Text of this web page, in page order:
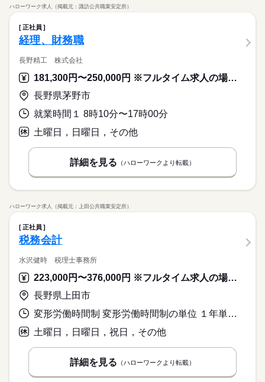
り、 税務知識やプランニング能力等が必要となりますので それ
を持つコンサルタントとしてのキャリアも考えられます。
未経験OK
新卒・第二 20代活躍 30代活躍
40代活躍
人材紹介
募集条件
勤務先公開
交通費
就業時間・曜日
土日祝休
働き方・環境
社会保険制度
研修制度 禁煙・分煙
続きを読む
年収500万円/30代前半 実務経験4年入社/初年度年収
勤務時間
■8：30～17：00（休憩60分）
■実労働時間7.5時間
休日・休暇
＊年間休日121日 ＊完全週休2日制（土曜・日曜） ＊祝日休み
＊年末年始休暇 ＊GW休暇 ＊夏季休暇 ＊有給休暇 ＊特別休暇
リアアップ】 一生もののスキルを身につけられるのが、この仕
事の魅力のひとつ。 お客様に信頼される専門的なスキルを身に
着ける以外にも、 スタッフの教育でキャリアアップすることも
可能です。 【優位性・差別化ポイント】 ・大手と異なり、パッ
ケージ化されたメニューを機械的に提案するのではなく、 決算
事前検討会を実施しそれぞれの会社にあったソリューションを
提供します。 ・経営者の方々に対するコンサルティングであ
り、 税務知識やプランニング能力等が必要となりますので それ
を持つコンサルタントとしてのキャリアも考えられます。
働く人の待遇向上
未経験OK 新卒・第二
人材紹介
募集条件 勤務先公開 交通費 勤務地固定 主婦・主夫
就業時間・曜日 土日祝休
続きを読む
していきます。 習得度合に応じて段階的にステップアップしま
給与 月給 235,000円～350,000円
■月給 23.5万円 〜 35万円 ・現職（前職）および経験・能力を考
慮したうえで決定します ・月給には業務手当（固定残業代40時
間分）を含みます（月40時間60,097円～96,154円）。業務手当
超過分は別途支給です。 ■交通費全額支給（規定あり） 年収
例：年収390万円/20代後半 実務未経験入社/初年度年収
年収500万円/30代前半 実務経験4年入社/初年度年収
勤務時間
■8：30～17：00（休憩60分）
■実労働時間7.5時間
■フレックスタイム制（入社1年経過社員を対象）
休日・休暇
詳しい募集要項をすべて見る
ハローワーク求人（掲載元：諏訪公共職業安定所）
正社員
経理、財務職
長野精工 株式会社
181,300円〜250,000円 ※フルタイム求人の場合は月額（換算額）、パート求人の場合は時間額を表示しています。
長野県茅野市
就業時間１ 8時10分〜17時00分
土曜日，日曜日，その他
詳細を見る （ハローワークより転載）
ハローワーク求人（掲載元：上田公共職業安定所）
正社員
税務会計
水沢健時 税理士事務所
223,000円〜376,000円 ※フルタイム求人の場合は月額（換算額）、パート求人の場合は時間額を表示しています。
長野県上田市
変形労働時間制 変形労働時間制の単位 １年単位 就業時間１ 8時20分〜17時30分
土曜日，日曜日，祝日，その他
詳細を見る （ハローワークより転載）